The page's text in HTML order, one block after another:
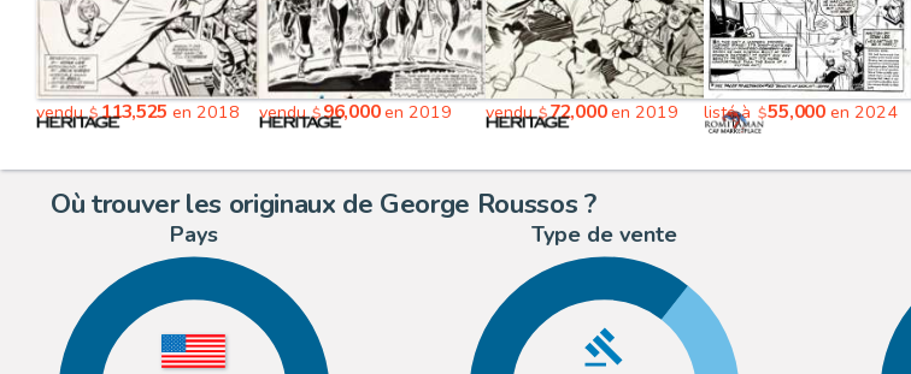
vendu$113,525 en 2018 vendu$96,000en 2019 vendu$72,000en 2019 listé à $55,000en 2024
Où trouver les originaux de George Roussos ?
Pays Type de vente